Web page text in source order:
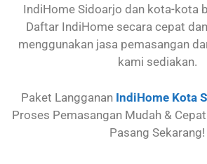
IndiHome Sidoarjo dan kota-kota
Daftar IndiHome secara cepat
menggunakan jasa pemasangan
kami sediakan.
Paket Langganan IndiHome Kota
Proses Pemasangan Mudah &
Pasang Sekarang!